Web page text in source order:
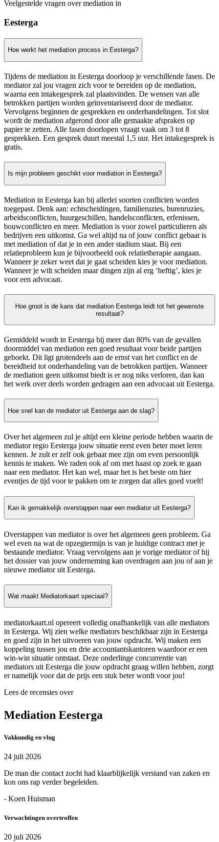
Veelgestelde vragen over mediation in
Eesterga
Hoe werkt het mediation process in Eesterga?
Tijdens de mediation in Eesterga doorloop je verschillende fasen. De
mediator zal jou vragen zich voor te bereiden op de mediation,
waarna een intakegesprek zal plaatsvinden. De wensen van alle
betrokken partijen worden geïnventariseerd door de mediator.
Vervolgens beginnen de gesprekken en onderhandelingen. Tot slot
wordt de mediation afgerond door alle gemaakte afspraken op
papier te zetten. Alle fasen doorlopen vraagt vaak om 3 tot 8
gesprekken. Een gesprek duurt meestal 1,5 uur. Het intakegesprek is
gratis.
Is mijn probleem geschikt voor mediation in Eesterga?
Mediation in Eesterga kan bij allerlei soorten conflicten worden
toegepast. Denk aan: echtscheidingen, familieruzies, burenruzies,
arbeidsconflicten, huurgeschillen, handelsconflicten, erfenissen,
bouwconflicten en meer. Mediation is voor zowel particulieren als
bedrijven een uitkomst. Ga wel altijd na of jouw conflict gebaat is
met mediation of dat je in een ander stadium staat. Bij een
relatieprobleem kun je bijvoorbeeld ook relatietherapie aangaan.
Wanneer je zeker weet dat je gaat scheiden kies je voor mediation.
Wanneer je wilt scheiden maar dingen zijn al erg ‘heftig’, kies je
voor een advocaat.
Hoe groot is de kans dat mediation Eesterga leidt tot het gewenste
resultaat?
Gemiddeld wordt in Eesterga bij meer dan 80% van de gevallen
doormiddel van mediation een goed resultaat voor beide partijen
geboekt. Dit ligt grotendeels aan de ernst van het conflict en de
bereidheid tot onderhandeling van de betrokken partijen. Wanneer
de mediation geen uitkomst biedt is er nog niks verloren, dan kan
het werk over deels worden gedragen aan een advocaat uit Eesterga.
Hoe snel kan de mediator uit Eesterga aan de slag?
Over het algemeen zul je altijd een kleine periode hebben waarin de
mediator regio Eesterga jouw situatie eerst even beter moet leren
kennen. Je zult er zelf ook gebaat mee zijn om even persoonlijk
kennis te maken. We raden ook af om met haast op zoek te gaan
naar een mediator. Het kan wel, maar het is het beste om hier
eventjes de tijd voor te pakken om te zorgen dat alles goed voelt!
Kan ik gemakkelijk overstappen naar een mediator uit Eesterga?
Overstappen van mediator is over het algemeen geen probleem. Ga
wel even na wat de opzegtermijn is van je huidige contract met je
bestaande mediator. Vraag vervolgens aan je vorige mediator of hij
het dossier van jouw onderneming kan overdragen aan jou of aan je
nieuwe mediator uit Eesterga.
Wat maakt Mediatorkaart speciaal?
mediatorkaart.nl opereert volledig onafhankelijk van alle mediators
in Eesterga. Wij zien welke mediators beschikbaar zijn in Eesterga
en goed zijn in het uitvoeren van jouw opdracht. Wij maken een
koppeling tussen jou en drie accountantskantoren waardoor er een
win-win situatie ontstaat. Deze onderlinge concurrentie van
mediators uit Eesterga die jouw opdracht graag willen hebben, zorgt
er namelijk voor dat de prijs een stuk beter wordt voor jou!
Lees de recensies over
Mediation Eesterga
Vakkundig en vlug
24 juli 2026
De man die contact zocht had klaarblijkelijk verstand van zaken en
kon ons rap verder begeleiden.
- Koen Huisman
Verwachtingen overtroffen
20 juli 2026